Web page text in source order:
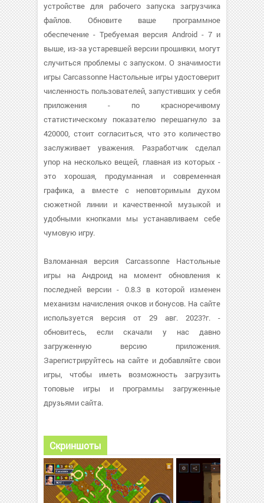
устройстве для рабочего запуска загрузчика
файлов. Обновите ваше программное
обеспечение - Требуемая версия Android - 7 и
выше, из-за устаревшей версии прошивки, могут
случиться проблемы с запуском. О значимости
игры Carcassonne Настольные игры удостоверит
численность пользователей, запустивших у себя
приложения - по красноречивому
статистическому показателю перешагнуло за
420000, стоит согласиться, что это количество
заслуживает уважения. Разработчик сделал
упор на несколько вещей, главная из которых -
это хорошая, продуманная и современная
графика, а вместе с неповторимым духом
сюжетной линии и качественной музыкой и
удобными кнопками мы устанавливаем себе
чумовую игру.
Взломанная версия Carcassonne Настольные
игры на Андроид на момент обновления к
последней версии - 0.8.3 в которой изменен
механизм начисления очков и бонусов. На сайте
используется версия от 29 авг. 2023?г. -
обновитесь, если скачали у нас давно
загруженную версию приложения.
Зарегистрируйтесь на сайте и добавляйте свои
игры, чтобы иметь возможность загрузить
топовые игры и программы загруженные
друзьями сайта.
Скриншоты